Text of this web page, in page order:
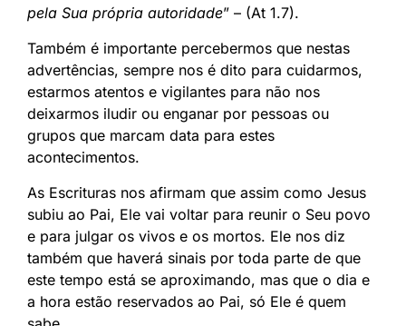
pela Sua própria autoridade” – (At 1.7).
Também é importante percebermos que nestas
advertências, sempre nos é dito para cuidarmos,
estarmos atentos e vigilantes para não nos
deixarmos iludir ou enganar por pessoas ou
grupos que marcam data para estes
acontecimentos.
As Escrituras nos afirmam que assim como Jesus
subiu ao Pai, Ele vai voltar para reunir o Seu povo
e para julgar os vivos e os mortos. Ele nos diz
também que haverá sinais por toda parte de que
este tempo está se aproximando, mas que o dia e
a hora estão reservados ao Pai, só Ele é quem